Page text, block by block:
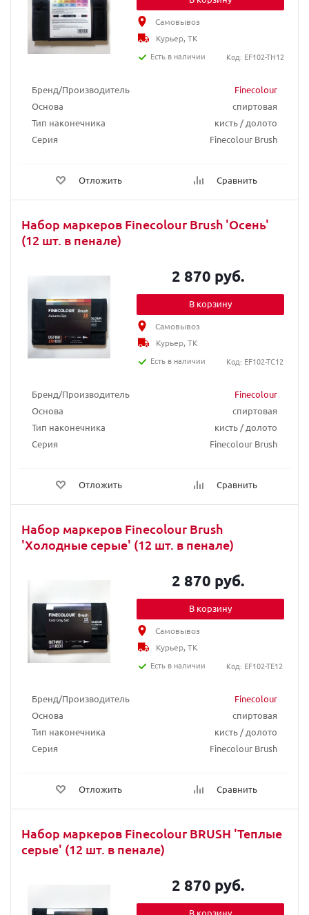
Бренд/Производитель
Finecolour
Основа
спиртовая
Тип наконечника
кисть / долото
Серия
Finecolour Brush
Отложить Сравнить
Самовывоз
Курьер, ТК
Есть в наличии
Код: EF102-TH12
Набор маркеров Finecolour Brush 'Осень'
(12 шт. в пенале)
Бренд/Производитель
Finecolour
Основа
спиртовая
Тип наконечника
кисть / долото
Серия
Finecolour Brush
Отложить Сравнить
2 870 руб.
В корзину
Самовывоз
Курьер, ТК
Есть в наличии
Код: EF102-TC12
Набор маркеров Finecolour Brush
'Холодные серые' (12 шт. в пенале)
Бренд/Производитель
Finecolour
Основа
спиртовая
Тип наконечника
кисть / долото
Серия
Finecolour Brush
Отложить Сравнить
2 870 руб.
В корзину
Самовывоз
Курьер, ТК
Есть в наличии
Код: EF102-TE12
Набор маркеров Finecolour BRUSH 'Теплые
серые' (12 шт. в пенале)
2 870 руб.
В корзину